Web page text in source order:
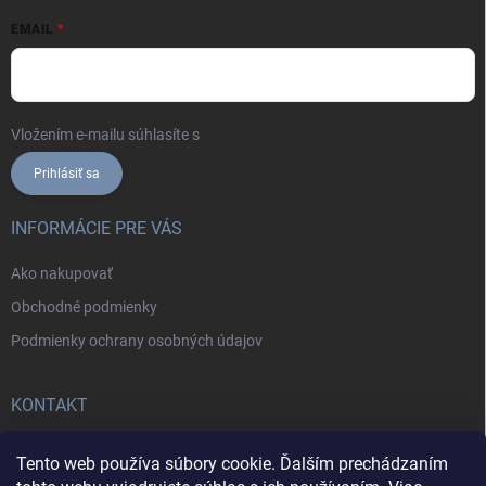
Tento web používa súbory cookie. Ďalším prechádzaním
EMAIL
Vložením e-mailu súhlasíte s
Prihlásiť sa
INFORMÁCIE PRE VÁS
Ako nakupovať
Obchodné podmienky
Podmienky ochrany osobných údajov
KONTAKT
+421902787857